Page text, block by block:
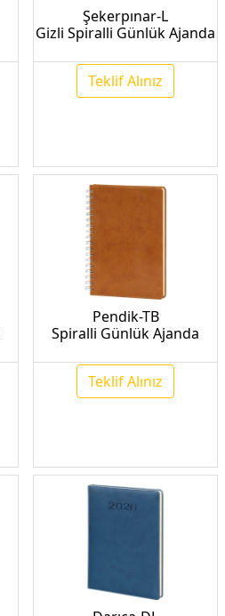
Şekerpınar-L
Gizli Spiralli Günlük Ajanda
Teklif Alınız
Pendik-TB
Spiralli Günlük Ajanda
Teklif Alınız